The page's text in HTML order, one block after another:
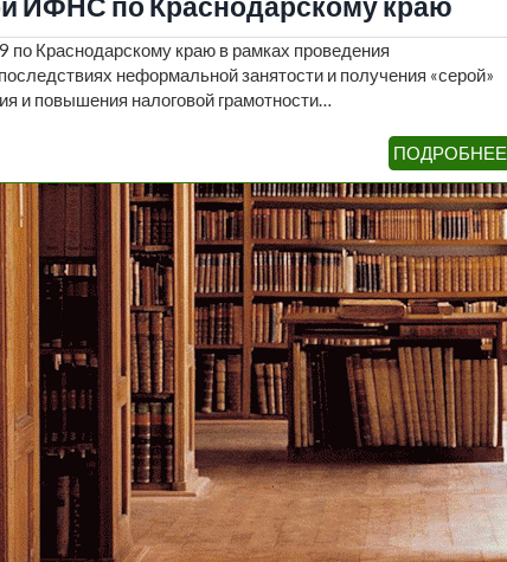
ИФНС по Краснодарскому краю
Краснодарскому краю в рамках проведения
неформальной занятости и получения «серой»
и повышения налоговой грамотности…
ПОДРОБНЕЕ